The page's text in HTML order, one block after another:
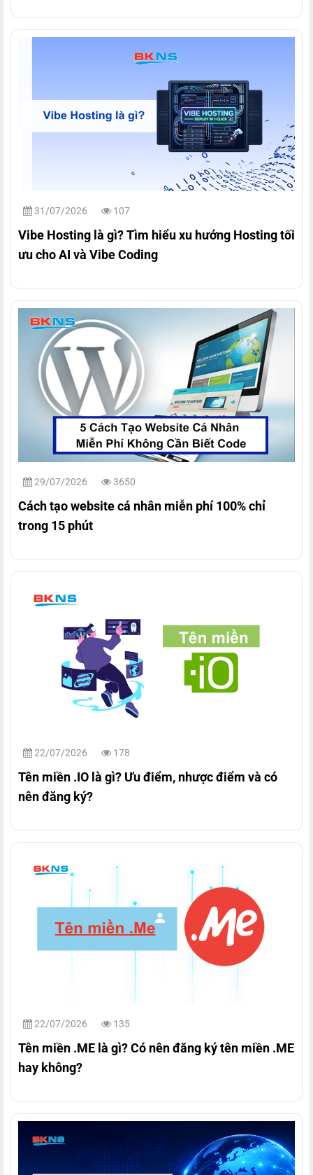
31/07/2026 107
Vibe Hosting là gì? Tìm hiểu xu hướng Hosting tối
ưu cho AI và Vibe Coding
29/07/2026 3650
Cách tạo website cá nhân miễn phí 100% chỉ
trong 15 phút
22/07/2026 178
Tên miền .IO là gì? Ưu điểm, nhược điểm và có
nên đăng ký?
22/07/2026 135
Tên miền .ME là gì? Có nên đăng ký tên miền .ME
hay không?